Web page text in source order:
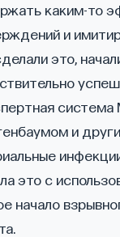
каким-то
и
это,
система
и
это с
начало
НАМ
им. И. М. Сеченова